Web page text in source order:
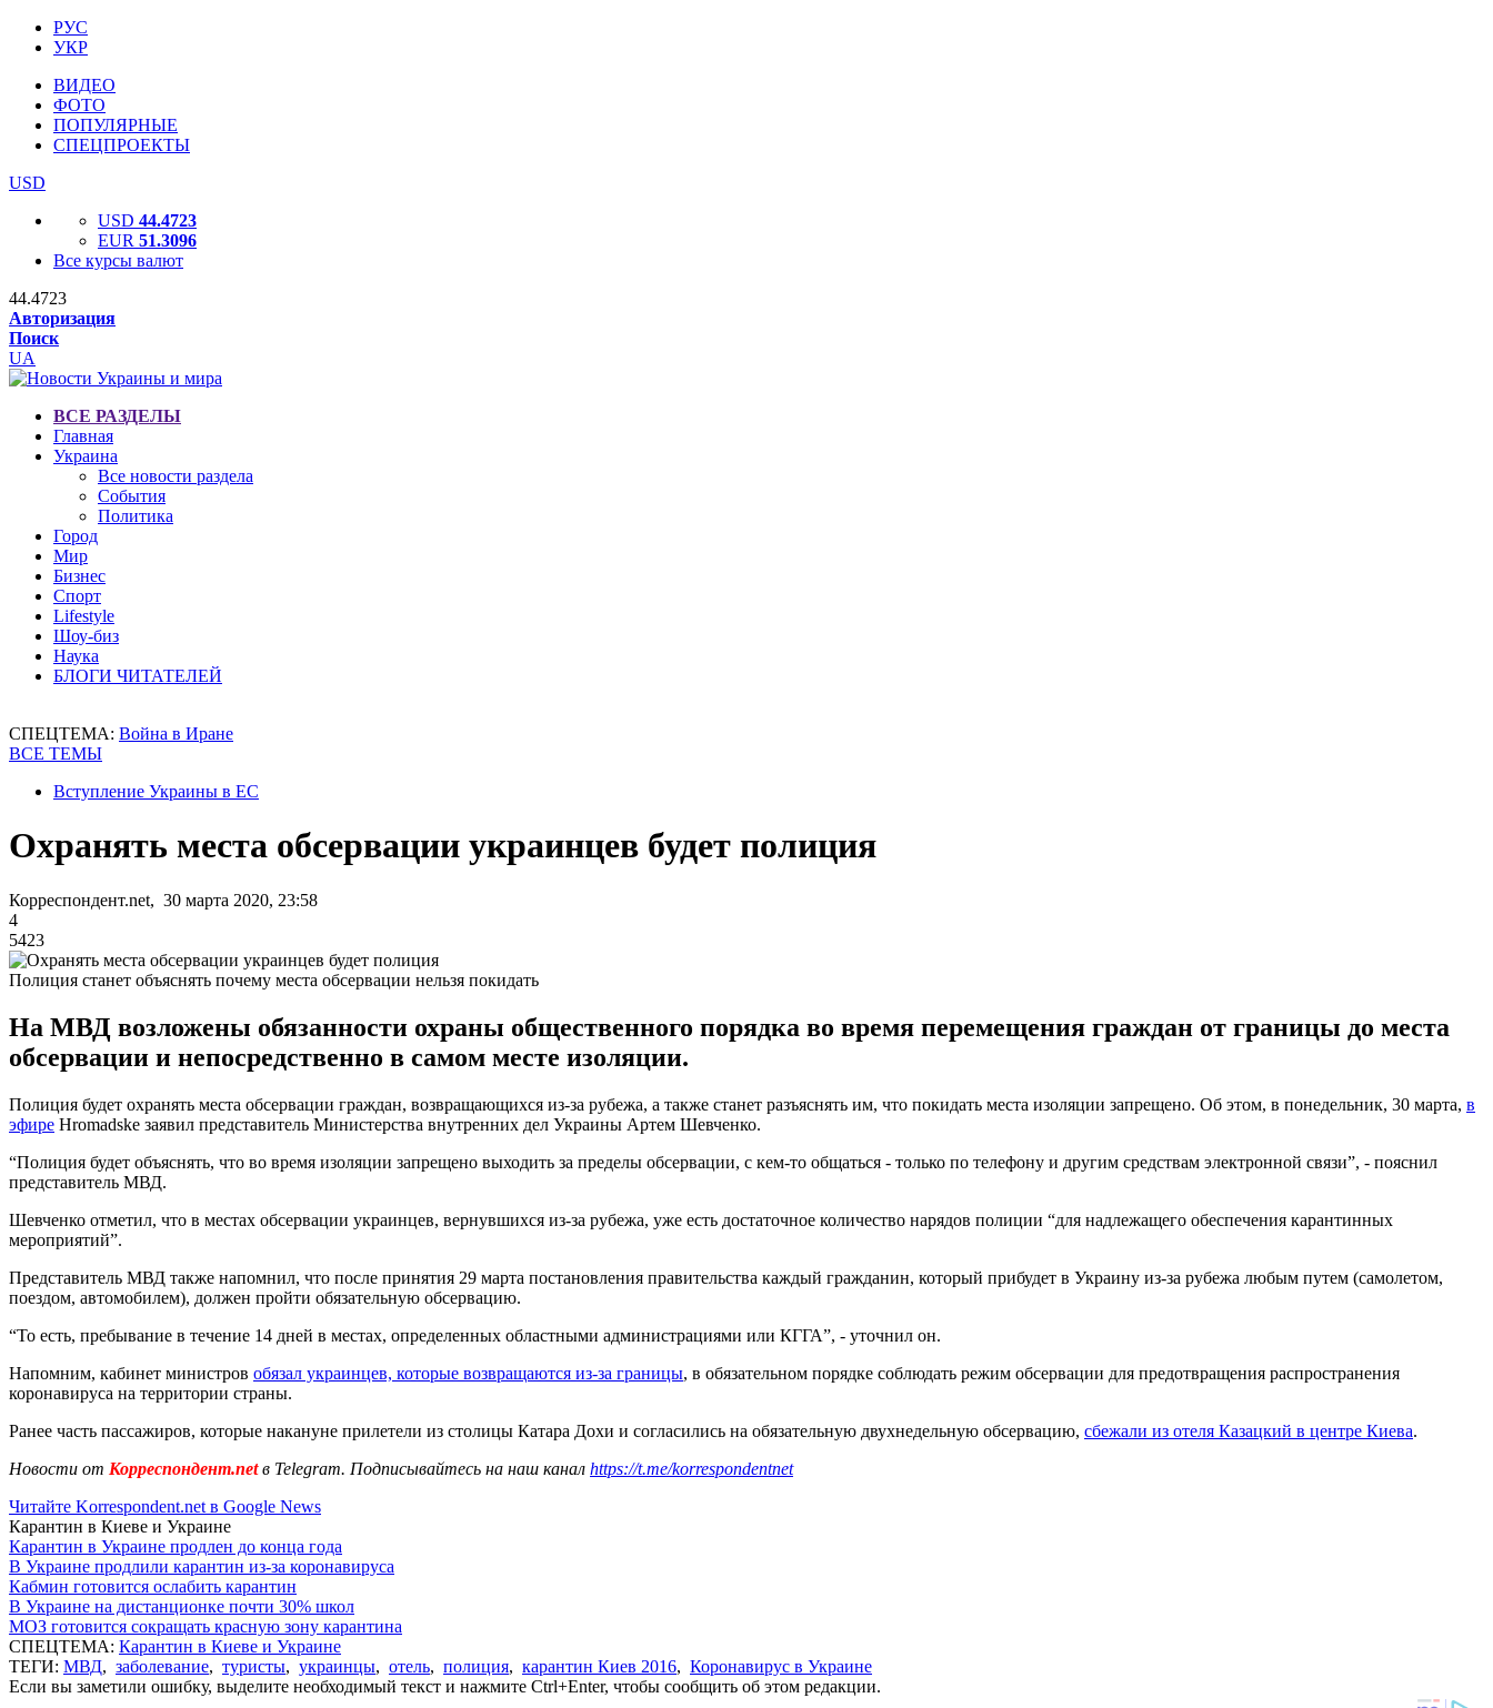
РУС
УКР
ВИДЕО
ФОТО
ПОПУЛЯРНЫЕ
СПЕЦПРОЕКТЫ
USD
USD 44.4723
EUR 51.3096
Все курсы валют
44.4723
Авторизация
Поиск
UA
ВСЕ РАЗДЕЛЫ
Главная
Украина
Все новости раздела
События
Политика
Город
Мир
Бизнес
Спорт
Lifestyle
Шоу-биз
Наука
БЛОГИ ЧИТАТЕЛЕЙ
СПЕЦТЕМА: Война в Иране
ВСЕ ТЕМЫ
Вступление Украины в ЕС
Охранять места обсервации украинцев будет полиция
Корреспондент.net, 30 марта 2020, 23:58
4
5423
Полиция станет объяснять почему места обсервации нельзя покидать
На МВД возложены обязанности охраны общественного порядка во время перемещения граждан от границы до места
обсервации и непосредственно в самом месте изоляции.
Полиция будет охранять места обсервации граждан, возвращающихся из-за рубежа, а также станет разъяснять им, что покидать места изоляции запрещено. Об этом, в понедельник, 30 марта, в
эфире Нromadske заявил представитель Министерства внутренних дел Украины Артем Шевченко.
“Полиция будет объяснять, что во время изоляции запрещено выходить за пределы обсервации, с кем-то общаться - только по телефону и другим средствам электронной связи”, - пояснил
представитель МВД.
Шевченко отметил, что в местах обсервации украинцев, вернувшихся из-за рубежа, уже есть достаточное количество нарядов полиции “для надлежащего обеспечения карантинных
мероприятий”.
Представитель МВД также напомнил, что после принятия 29 марта постановления правительства каждый гражданин, который прибудет в Украину из-за рубежа любым путем (самолетом,
поездом, автомобилем), должен пройти обязательную обсервацию.
“То есть, пребывание в течение 14 дней в местах, определенных областными администрациями или КГГА”, - уточнил он.
Напомним, кабинет министров обязал украинцев, которые возвращаются из-за границы, в обязательном порядке соблюдать режим обсервации для предотвращения распространения
коронавируса на территории страны.
Ранее часть пассажиров, которые накануне прилетели из столицы Катара Дохи и согласились на обязательную двухнедельную обсервацию, сбежали из отеля Казацкий в центре Киева.
Новости от Корреспондент.netв Telegram. Подписывайтесь на наш канал https://t.me/korrespondentnet
Читайте Korrespondent.net в Google News
Карантин в Киеве и Украине
Карантин в Украине продлен до конца года
В Украине продлили карантин из-за коронавируса
Кабмин готовится ослабить карантин
В Украине на дистанционке почти 30% школ
МОЗ готовится сокращать красную зону карантина
СПЕЦТЕМА: Карантин в Киеве и Украине
ТЕГИ: МВД, заболевание, туристы, украинцы, отель, полиция, карантин Киев 2016, Коронавирус в Украине
Если вы заметили ошибку, выделите необходимый текст и нажмите Ctrl+Enter, чтобы сообщить об этом редакции.